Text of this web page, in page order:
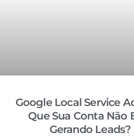
Google Local Service
Que Sua Conta Não
Gerando Leads?